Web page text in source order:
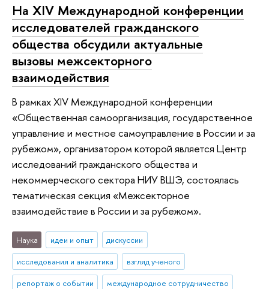
На XIV Международной конференции
исследователей гражданского
общества обсудили актуальные
вызовы межсекторного
взаимодействия
В рамках XIV Международной конференции
«Общественная самоорганизация, государственное
управление и местное самоуправление в России и за
рубежом», организатором которой является Центр
исследований гражданского общества и
некоммерческого сектора НИУ ВШЭ, состоялась
тематическая секция «Межсекторное
взаимодействие в России и за рубежом».
Наука идеи и опыт
дискуссии
исследования и аналитика
взгляд ученого
репортаж о событии
международное сотрудничество